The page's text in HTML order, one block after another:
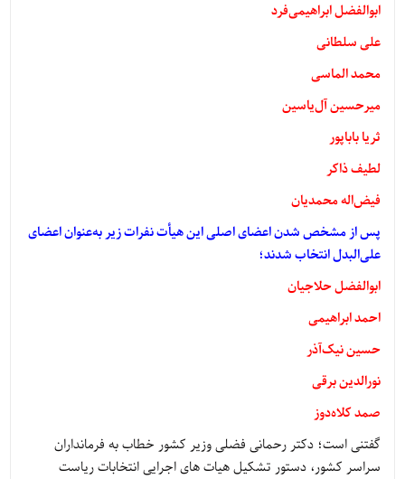
ابوالفضل ابراهیمی‌فرد
علی سلطانی
محمد الماسی
میرحسین آل‌یاسین
ثریا باباپور
لطیف ذاکر
فیض‌اله محمدیان
پس از مشخص شدن اعضای اصلی این هیأت نفرات زیر به‌عنوان اعضای
علی‌البدل انتخاب شدند؛
ابوالفضل حلاجیان
احمد ابراهیمی
حسین نیک‌آذر
نورالدین برقی
صمد کلاه‌دوز
گفتنی است؛ دکتر رحمانی فضلی وزیر کشور خطاب به فرمانداران
سراسر کشور، دستور تشکیل هیات های اجرایی انتخابات ریاست